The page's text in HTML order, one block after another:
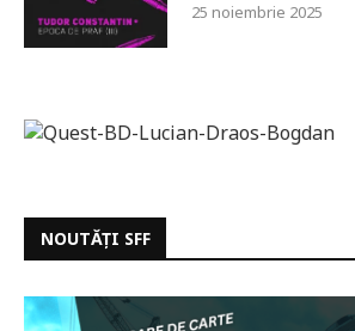
25 noiembrie 2025
NOUTĂȚI SFF